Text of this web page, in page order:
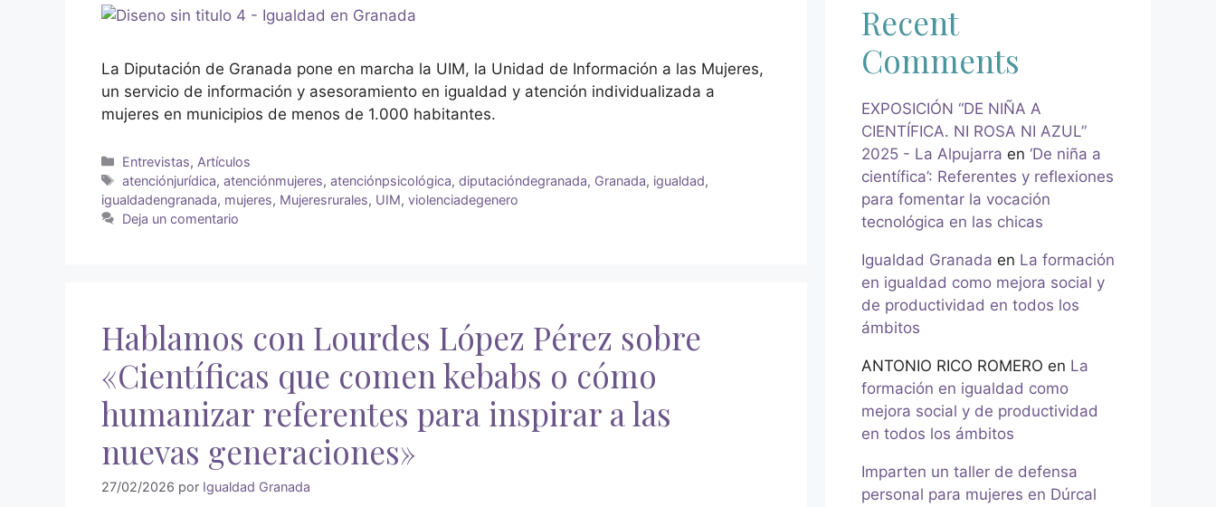
La Diputación de Granada pone en marcha la UIM, la Unidad de Información a las Mujeres,
un servicio de información y asesoramiento en igualdad y atención individualizada a
mujeres en municipios de menos de 1.000 habitantes.
Entrevistas, Artículos
atenciónjurídica,atenciónmujeres,atenciónpsicológica,diputacióndegranada, Granada, igualdad,
igualdadengranada, mujeres, Mujeresrurales, UIM, violenciadegenero
Deja un comentario
Hablamos con Lourdes López Pérez sobre
«Científicas que comen kebabs o cómo
humanizar referentes para inspirar a las
nuevas generaciones»
27/02/2026 por Igualdad Granada
Recent
Comments
EXPOSICIÓN “DE NIÑA A
CIENTÍFICA. NI ROSA NI AZUL”
2025 - La Alpujarra en ‘De niña a
científica’: Referentes y reflexiones
para fomentar la vocación
tecnológica en las chicas
Igualdad Granada en La formación
en igualdad como mejora social y
de productividad en todos los
ámbitos
ANTONIO RICO ROMERO en La
formación en igualdad como
mejora social y de productividad
en todos los ámbitos
Imparten un taller de defensa
personal para mujeres en Dúrcal